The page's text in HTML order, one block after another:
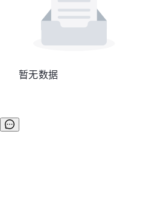
暂无数据